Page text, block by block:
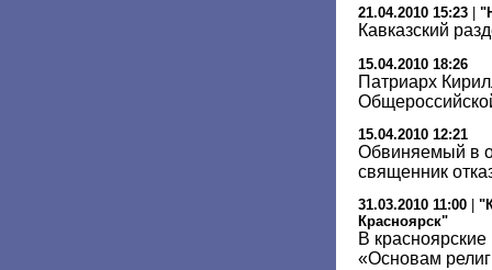
21.04.2010 15:23
Кавказский
15.04.2010 18:26
Патриарх
15.04.2010 12:21
Обвиняемый в
священник
31.03.2010 11:00
Красноярск"
В
«Основам